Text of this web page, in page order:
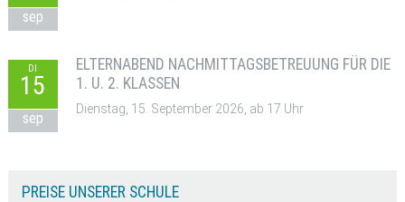
sep
DI
15
sep
ELTERNABEND NACHMITTAGSBETREUUNG FÜR DIE
1. U. 2. KLASSEN
Dienstag, 15. September 2026, ab 17 Uhr
PREISE UNSERER SCHULE